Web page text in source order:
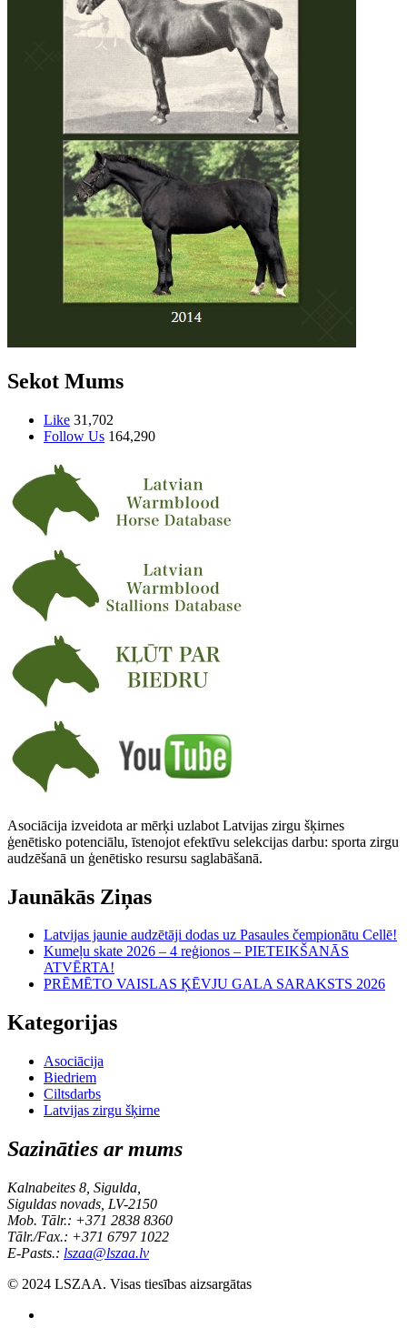
Sekot Mums
Like 31,702
Follow Us 164,290
Asociācija izveidota ar mērķi uzlabot Latvijas zirgu šķirnes
ģenētisko potenciālu, īstenojot efektīvu selekcijas darbu: sporta zirgu
audzēšanā un ģenētisko resursu saglabāšanā.
Jaunākās Ziņas
Latvijas jaunie audzētāji dodas uz Pasaules čempionātu Cellē!
Kumeļu skate 2026 – 4 reģionos – PIETEIKŠANĀS
ATVĒRTA!
PRĒMĒTO VAISLAS ĶĒVJU GALA SARAKSTS 2026
Kategorijas
Asociācija
Biedriem
Ciltsdarbs
Latvijas zirgu šķirne
Sazināties ar mums
Kalnabeites 8, Sigulda,
Siguldas novads, LV-2150
Mob. Tālr.: +371 2838 8360
Tālr./Fax.: +371 6797 1022
E-Pasts.: lszaa@lszaa.lv
© 2024 LSZAA. Visas tiesības aizsargātas